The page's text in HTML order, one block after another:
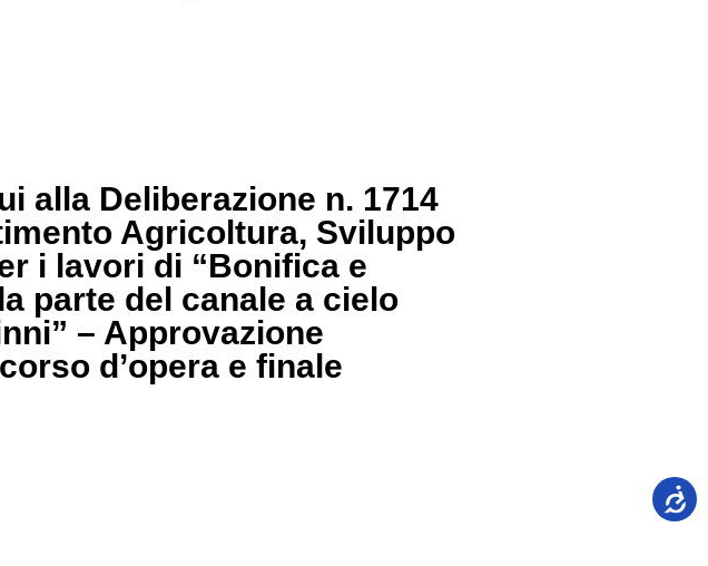
alla Deliberazione n. 1714
Agricoltura, Sviluppo
i lavori di “Bonifica e
parte del canale a cielo
– Approvazione
d’opera e finale